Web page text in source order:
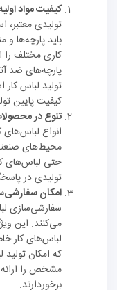
کیفیت مواد
تولیدی معتبر،
باید پارچه‌ها
کاری مختلف را
پارچه‌های ضد
تولید لباس کار
کیفیت پایین
تنوع در
انواع
محیط‌های
حتی لباس‌های
تولیدی در
امکان
سفارشی‌سازی
می‌کنند. این
لباس‌های کار
که امکان
مشخص را ارائه
برخوردارند.